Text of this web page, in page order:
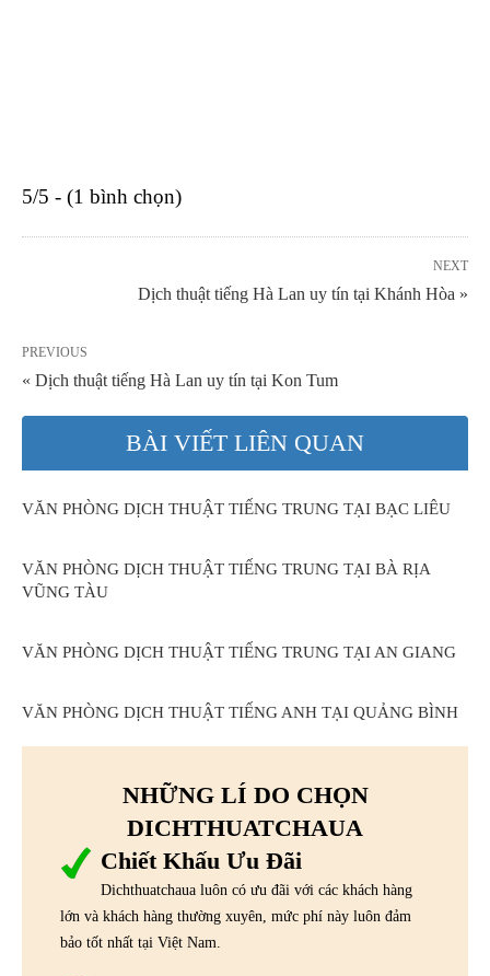
5/5 - (1 bình chọn)
NEXT
Dịch thuật tiếng Hà Lan uy tín tại Khánh Hòa »
PREVIOUS
« Dịch thuật tiếng Hà Lan uy tín tại Kon Tum
BÀI VIẾT LIÊN QUAN
VĂN PHÒNG DỊCH THUẬT TIẾNG TRUNG TẠI BẠC LIÊU
VĂN PHÒNG DỊCH THUẬT TIẾNG TRUNG TẠI BÀ RỊA
VŨNG TÀU
VĂN PHÒNG DỊCH THUẬT TIẾNG TRUNG TẠI AN GIANG
VĂN PHÒNG DỊCH THUẬT TIẾNG ANH TẠI QUẢNG BÌNH
NHỮNG LÍ DO CHỌN
DICHTHUATCHAUA
Chiết Khấu Ưu Đãi
Dichthuatchaua luôn có ưu đãi với các khách hàng
lớn và khách hàng thường xuyên, mức phí này luôn đảm
bảo tốt nhất tại Việt Nam.